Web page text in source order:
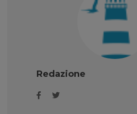
Redazione